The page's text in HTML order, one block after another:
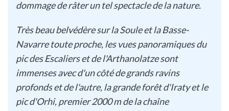
dommage de râter un tel spectacle de la nature.
Très beau belvédère sur la Soule et la Basse-
Navarre toute proche, les vues panoramiques du
pic des Escaliers et de l'Arthanolatze sont
immenses avec d'un côté de grands ravins
profonds et de l'autre, la grande forêt d'Iraty et le
pic d'Orhi, premier 2000 m de la chaîne